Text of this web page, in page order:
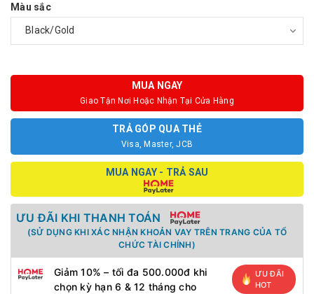
Màu sắc
MUA NGAY
Giao Tận Nơi Hoặc Nhận Tại Cửa Hàng
TRẢ GÓP QUA THẺ
Visa, Master, JCB
MUA NGAY - TRẢ SAU
ƯU ĐÃI KHI THANH TOÁN
(SỬ DỤNG KHI XÁC NHẬN KHOẢN VAY TRÊN TRANG CỦA TỔ
CHỨC TÀI CHÍNH)
Giảm 10% – tối đa 500.000đ khi
chọn kỳ hạn 6 & 12 tháng cho
ƯU ĐÃI
HOT